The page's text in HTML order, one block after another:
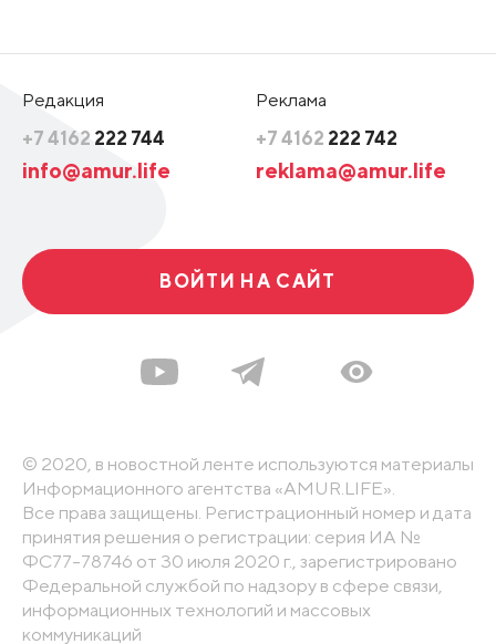
Редакция
+7 4162 222 744
info@amur.life
Реклама
+7 4162 222 742
reklama@amur.life
ВОЙТИ НА САЙТ
© 2020, в новостной ленте используются материалы
Информационного агентства «AMUR.LIFE».
Все права защищены. Регистрационный номер и дата
принятия решения о регистрации: серия ИА №
ФС77-78746 от 30 июля 2020 г., зарегистрировано
Федеральной службой по надзору в сфере связи,
информационных технологий и массовых
коммуникаций